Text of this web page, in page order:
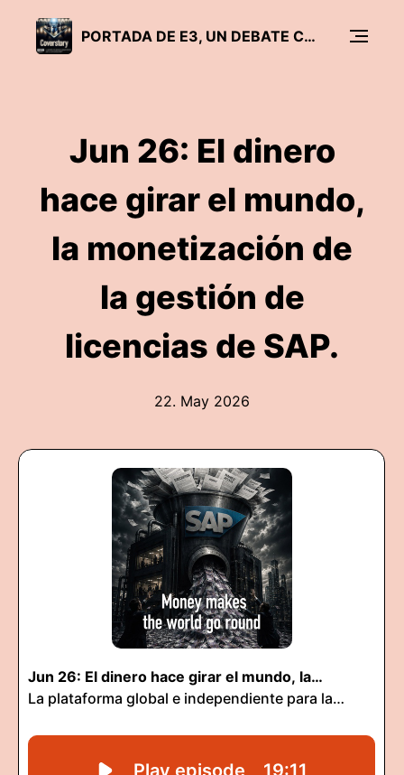
PORTADA DE E3, UN DEBATE CRÍTICO SOBRE SAP
Jun 26: El dinero
hace girar el mundo,
la monetización de
la gestión de
licencias de SAP.
22. May 2026